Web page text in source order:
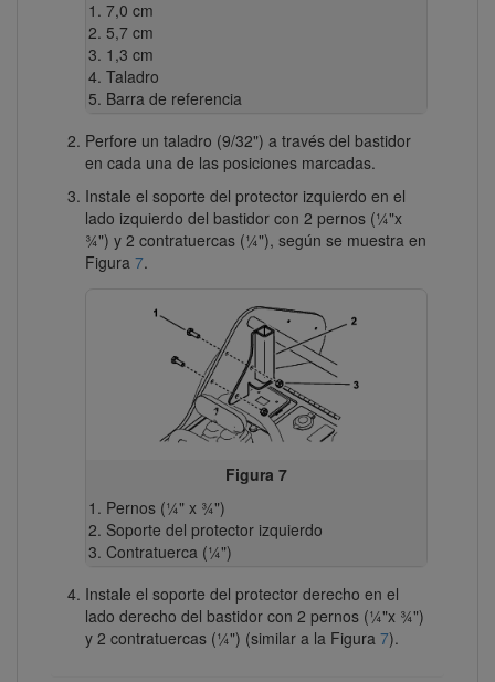
7,0 cm
5,7 cm
1,3 cm
Taladro
Barra de referencia
Perfore un taladro (9/32") a través del bastidor
en cada una de las posiciones marcadas.
Instale el soporte del protector izquierdo en el
lado izquierdo del bastidor con 2 pernos (¼"x
¾") y 2 contratuercas (¼"), según se muestra en
Figura7.
Figura 7
Pernos (¼" x ¾")
Soporte del protector izquierdo
Contratuerca (¼")
Instale el soporte del protector derecho en el
lado derecho del bastidor con 2 pernos (¼"x ¾")
y 2 contratuercas (¼") (similar a la Figura7).